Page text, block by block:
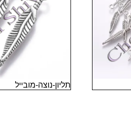
תליון-נוצה-מובייל